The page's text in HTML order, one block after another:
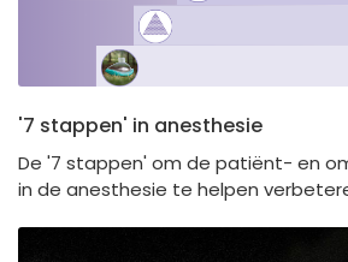
'7 stappen' in anesthesie
De '7 stappen' om de patiënt- en
in de anesthesie te helpen